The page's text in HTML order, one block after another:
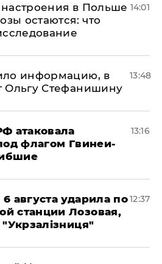
в Польше
остаются: что
14:01
информацию, в
Ольгу Стефанишину
13:48
атаковала
флагом Гвинеи-
13:16
августа ударила по
станции Лозовая,
12:37